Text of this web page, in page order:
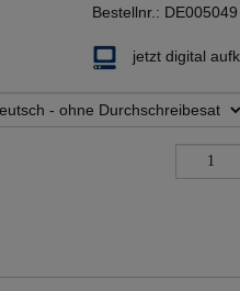
Bestellnr.: DE005049
jetzt digital